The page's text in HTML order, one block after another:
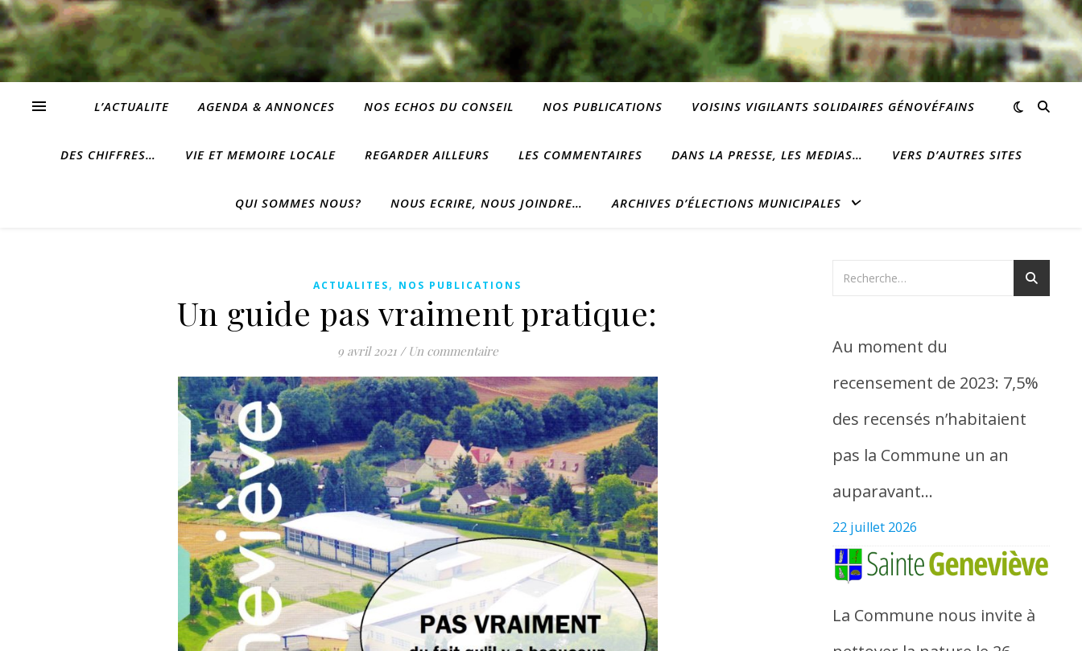
L’ACTUALITE AGENDA & ANNONCES NOS ECHOS DU CONSEIL NOS PUBLICATIONS VOISINS VIGILANTS SOLIDAIRES GÉNOVÉFAINS
DES CHIFFRES… VIE ET MEMOIRE LOCALE REGARDER AILLEURS LES COMMENTAIRES DANS LA PRESSE, LES MEDIAS… VERS D’AUTRES SITES
QUI SOMMES NOUS? NOUS ECRIRE, NOUS JOINDRE… ARCHIVES D’ÉLECTIONS MUNICIPALES
ACTUALITES, NOS PUBLICATIONS
Un guide pas vraiment pratique:
9 avril 2021 / Un commentaire
Au moment du
recensement de 2023: 7,5%
des recensés n’habitaient
pas la Commune un an
auparavant…
22 juillet 2026
La Commune nous invite à